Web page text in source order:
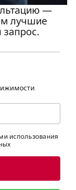
—
лучшие
использования